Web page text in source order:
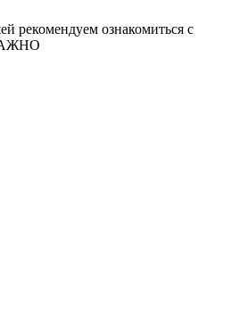
рекомендуем ознакомиться с